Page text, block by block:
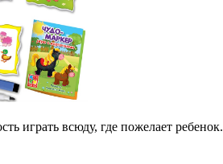
играть всюду, где пожелает ребенок.